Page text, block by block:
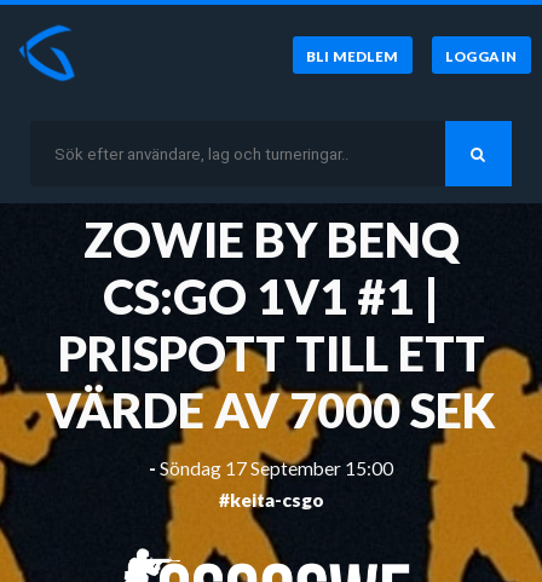
BLI MEDLEM LOGGA IN
ZOWIE BY BENQ
CS:GO 1V1 #1 |
PRISPOTT TILL ETT
VÄRDE AV 7000 SEK
- Söndag 17 September 15:00
#keita-csgo